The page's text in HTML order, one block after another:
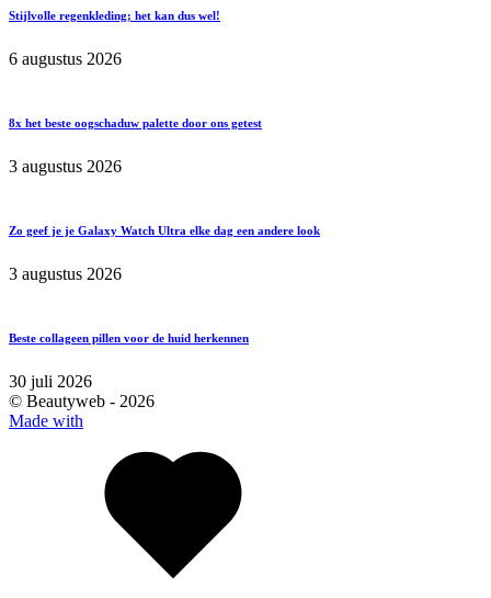
Stijlvolle regenkleding; het kan dus wel!
6 augustus 2026
8x het beste oogschaduw palette door ons getest
3 augustus 2026
Zo geef je je Galaxy Watch Ultra elke dag een andere look
3 augustus 2026
Beste collageen pillen voor de huid herkennen
30 juli 2026
© Beautyweb - 2026
Made with